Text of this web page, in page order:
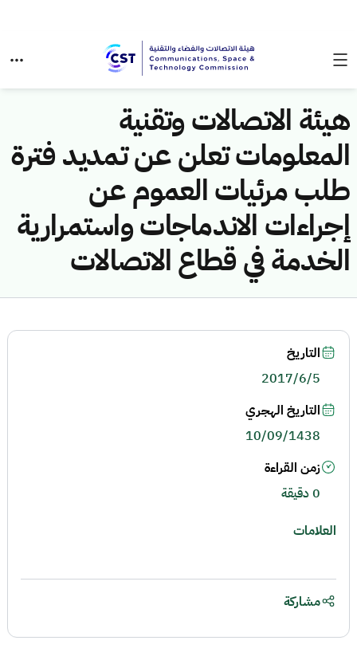
هيئة الاتصالات وتقنية
المعلومات تعلن عن تمديد فترة
طلب مرئيات العموم عن
إجراءات الاندماجات واستمرارية
الخدمة في قطاع الاتصالات
التاريخ
2017/6/5
التاريخ الهجري
10/09/1438
زمن القراءة
0 دقيقة
العلامات
مشاركة